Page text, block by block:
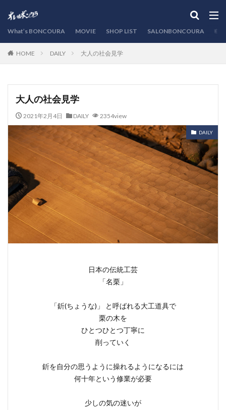
What’s BONCOURA MOVIE SHOP LIST SALONBONCOURA
HOME DAILY 大人の社会見学
大人の社会見学
2021年2月4日 DAILY 2354view
DAILY
日本の伝統工芸
「名栗」
「釿(ちょうな)」 と呼ばれる大工道具で
栗の木を
ひとつひとつ丁寧に
削っていく
釿を自分の思うように操れるようになるには
何十年という修業が必要
少しの気の迷いが
カテゴリー
検索